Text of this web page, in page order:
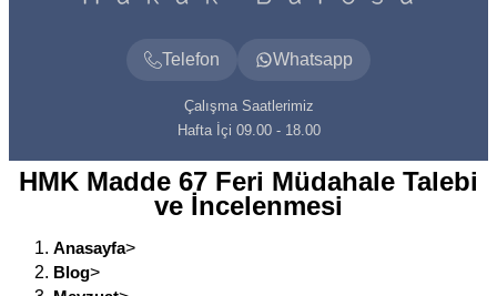
Telefon Whatsapp
Çalışma Saatlerimiz
Hafta İçi 09.00 - 18.00
HMK Madde 67 Feri Müdahale Talebi
ve İncelenmesi
Anasayfa>
Blog>